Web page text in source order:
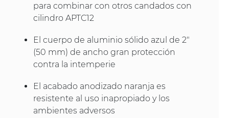
para combinar con otros candados con
cilindro APTC12
El cuerpo de aluminio sólido azul de 2"
(50 mm) de ancho gran protección
contra la intemperie
El acabado anodizado naranja es
resistente al uso inapropiado y los
ambientes adversos